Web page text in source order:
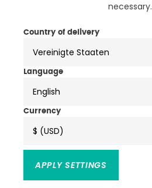
3 Farben
Klim Rage Fragment
Snowmobil Brille
91,00 €130,00 €
-20%
necessary.
Country of delivery
Language
English
Currency
$ (USD)
APPLY SETTINGS